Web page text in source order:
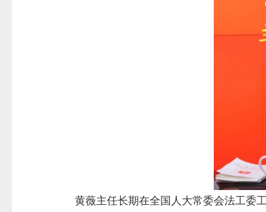
黄薇主任长期在全国人大常委会法工委工